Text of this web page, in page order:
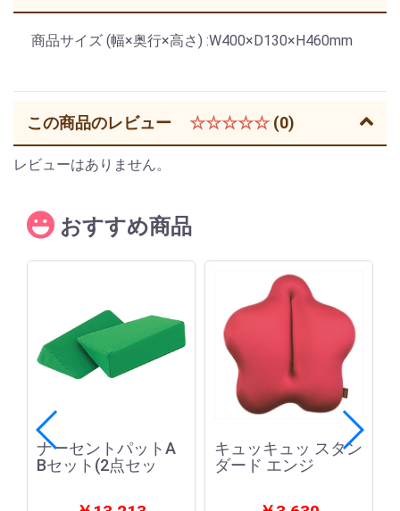
商品サイズ (幅×奥行×高さ) :W400×D130×H460mm
この商品のレビュー ☆☆☆☆☆ (0)
レビューはありません。
おすすめ商品
キュッキュッ スタン
ダード エンジ
ナーセントパットA
Bセット(2点セッ